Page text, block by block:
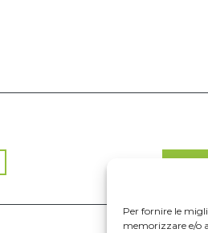
Per fornire le
memorizzare e/o
Dona